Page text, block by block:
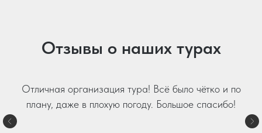
Отзывы о наших турах
Отличная организация тура! Всё было чётко и по
плану, даже в плохую погоду. Большое спасибо!